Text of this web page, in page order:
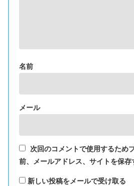
名前
メール
次回のコメントで使用するため
前、メールアドレス、サイトを保存
新しい投稿をメールで受け取る